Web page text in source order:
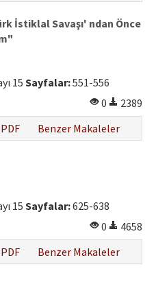
İstiklal Savaşı' ndan Önce
15 Sayfalar:551-556
0
2389
PDF Benzer Makaleler
15 Sayfalar:625-638
0
4658
PDF Benzer Makaleler